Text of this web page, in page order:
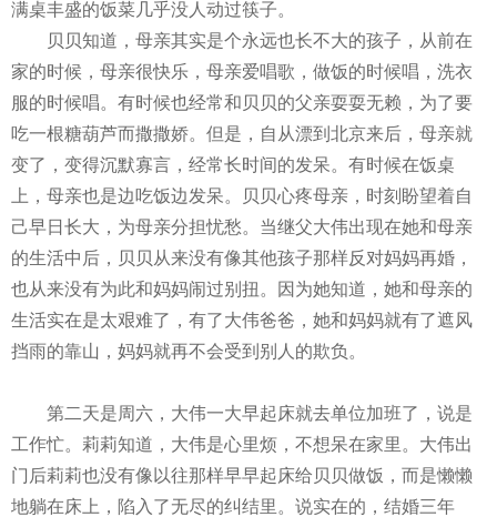
满桌丰盛的饭菜几乎没人动过筷子。
贝贝知道，母亲其实是个永远也长不大的孩子，从前在
家的时候，母亲很快乐，母亲爱唱歌，做饭的时候唱，洗衣
服的时候唱。有时候也经常和贝贝的父亲耍耍无赖，为了要
吃一根糖葫芦而撒撒娇。但是，自从漂到北京来后，母亲就
变了，变得沉默寡言，经常长时间的发呆。有时候在饭桌
上，母亲也是边吃饭边发呆。贝贝心疼母亲，时刻盼望着自
己早日长大，为母亲分担忧愁。当继父大伟出现在她和母亲
的生活中后，贝贝从来没有像其他孩子那样反对妈妈再婚，
也从来没有为此和妈妈闹过别扭。因为她知道，她和母亲的
生活实在是太艰难了，有了大伟爸爸，她和妈妈就有了遮风
挡雨的靠山，妈妈就再不会受到别人的欺负。
第二天是周六，大伟一大早起床就去单位加班了，说是
工作忙。莉莉知道，大伟是心里烦，不想呆在家里。大伟出
门后莉莉也没有像以往那样早早起床给贝贝做饭，而是懒懒
地躺在床上，陷入了无尽的纠结里。说实在的，结婚三年